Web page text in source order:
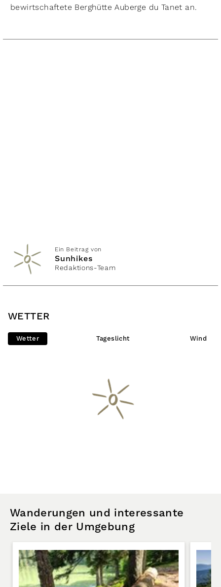
bewirtschaftete Berghütte Auberge du Tanet an.
Ein Beitrag von
Sunhikes
Redaktions-Team
WETTER
Wetter Tageslicht Wind
Wanderungen und interessante
Ziele in der Umgebung